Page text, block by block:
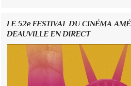
LE 52e FESTIVAL DU CINÉMA
DEAUVILLE EN DIRECT